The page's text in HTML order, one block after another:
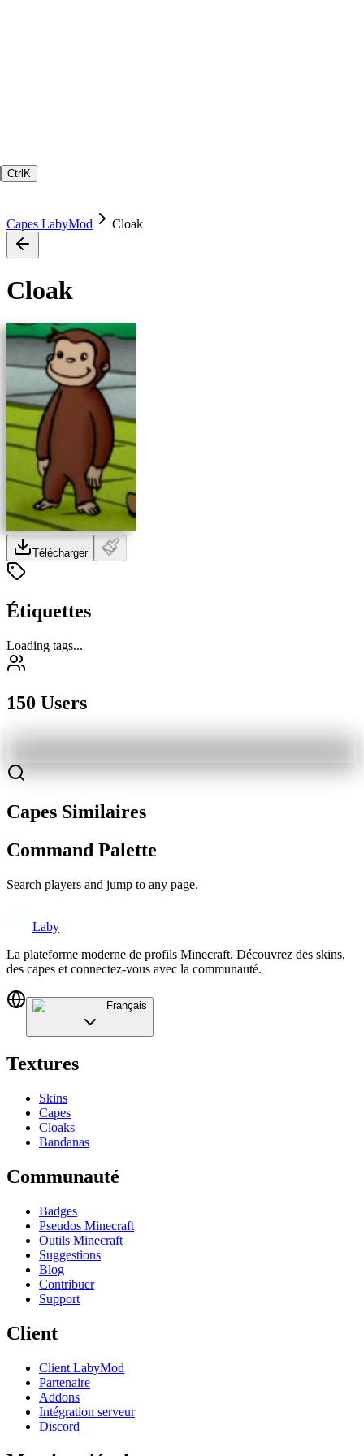
Ctrl K
Capes LabyMod Cloak
Cloak
Télécharger
Étiquettes
Loading tags...
150 Users
Capes Similaires
Command Palette
Search players and jump to any page.
Laby
La plateforme moderne de profils Minecraft. Découvrez des skins,
des capes et connectez-vous avec la communauté.
Français
Textures
Skins
Capes
Cloaks
Bandanas
Communauté
Badges
Pseudos Minecraft
Outils Minecraft
Suggestions
Blog
Contribuer
Support
Client
Client LabyMod
Partenaire
Addons
Intégration serveur
Discord